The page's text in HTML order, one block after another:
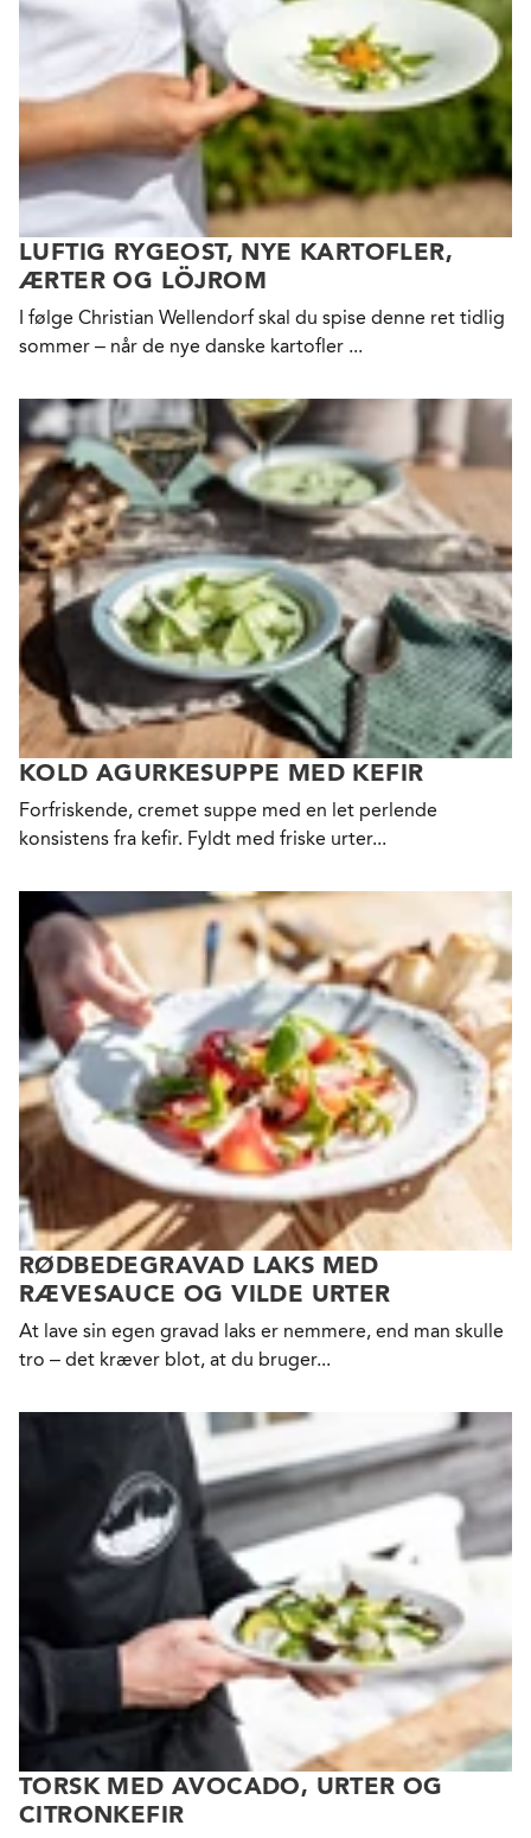
LUFTIG RYGEOST, NYE KARTOFLER,
ÆRTER OG LÖJROM
I følge Christian Wellendorf skal du spise denne ret tidlig
sommer – når de nye danske kartofler ...
KOLD AGURKESUPPE MED KEFIR
Forfriskende, cremet suppe med en let perlende
konsistens fra kefir. Fyldt med friske urter...
RØDBEDEGRAVAD LAKS MED
RÆVESAUCE OG VILDE URTER
At lave sin egen gravad laks er nemmere, end man skulle
tro – det kræver blot, at du bruger...
TORSK MED AVOCADO, URTER OG
CITRONKEFIR